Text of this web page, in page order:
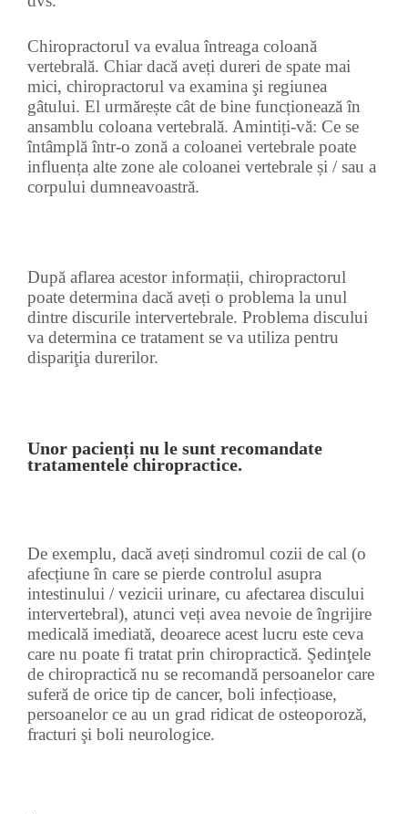
Chiropractorul va evalua întreaga coloană
vertebrală. Chiar dacă aveți dureri de spate mai
mici, chiropractorul va examina şi regiunea
gâtului. El urmărește cât de bine funcționează în
ansamblu coloana vertebrală. Amintiți-vă: Ce se
întâmplă într-o zonă a coloanei vertebrale poate
influența alte zone ale coloanei vertebrale și / sau a
corpului dumneavoastră.
După aflarea acestor informații, chiropractorul
poate determina dacă aveți o problema la unul
dintre discurile intervertebrale. Problema discului
va determina ce tratament se va utiliza pentru
dispariţia durerilor.
Unor pacienți nu le sunt recomandate
tratamentele chiropractice.
De exemplu, dacă aveți sindromul cozii de cal (o
afecțiune în care se pierde controlul asupra
intestinului / vezicii urinare, cu afectarea discului
intervertebral), atunci veți avea nevoie de îngrijire
medicală imediată, deoarece acest lucru este ceva
care nu poate fi tratat prin chiropractică. Şedinţele
de chiropractică nu se recomandă persoanelor care
suferă de orice tip de cancer, boli infecțioase,
persoanelor ce au un grad ridicat de osteoporoză,
fracturi şi boli neurologice.